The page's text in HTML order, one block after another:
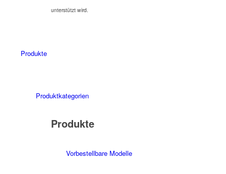
unterstützt wird.
Produkte
Produktkategorien
Produkte
Vorbestellbare Modelle